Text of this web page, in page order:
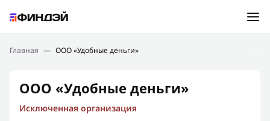
Подбор займа
Новости
Финансовое просвещение
Главная — ООО «Удобные деньги»
ООО «Удобные деньги»
Исключенная организация
Ошибка:Контактная форма не найдена.
Спасибо, что написали нам
Мы свяжемся с Вами в ближайшее время и сообщим
результат
Отправить новый запрос